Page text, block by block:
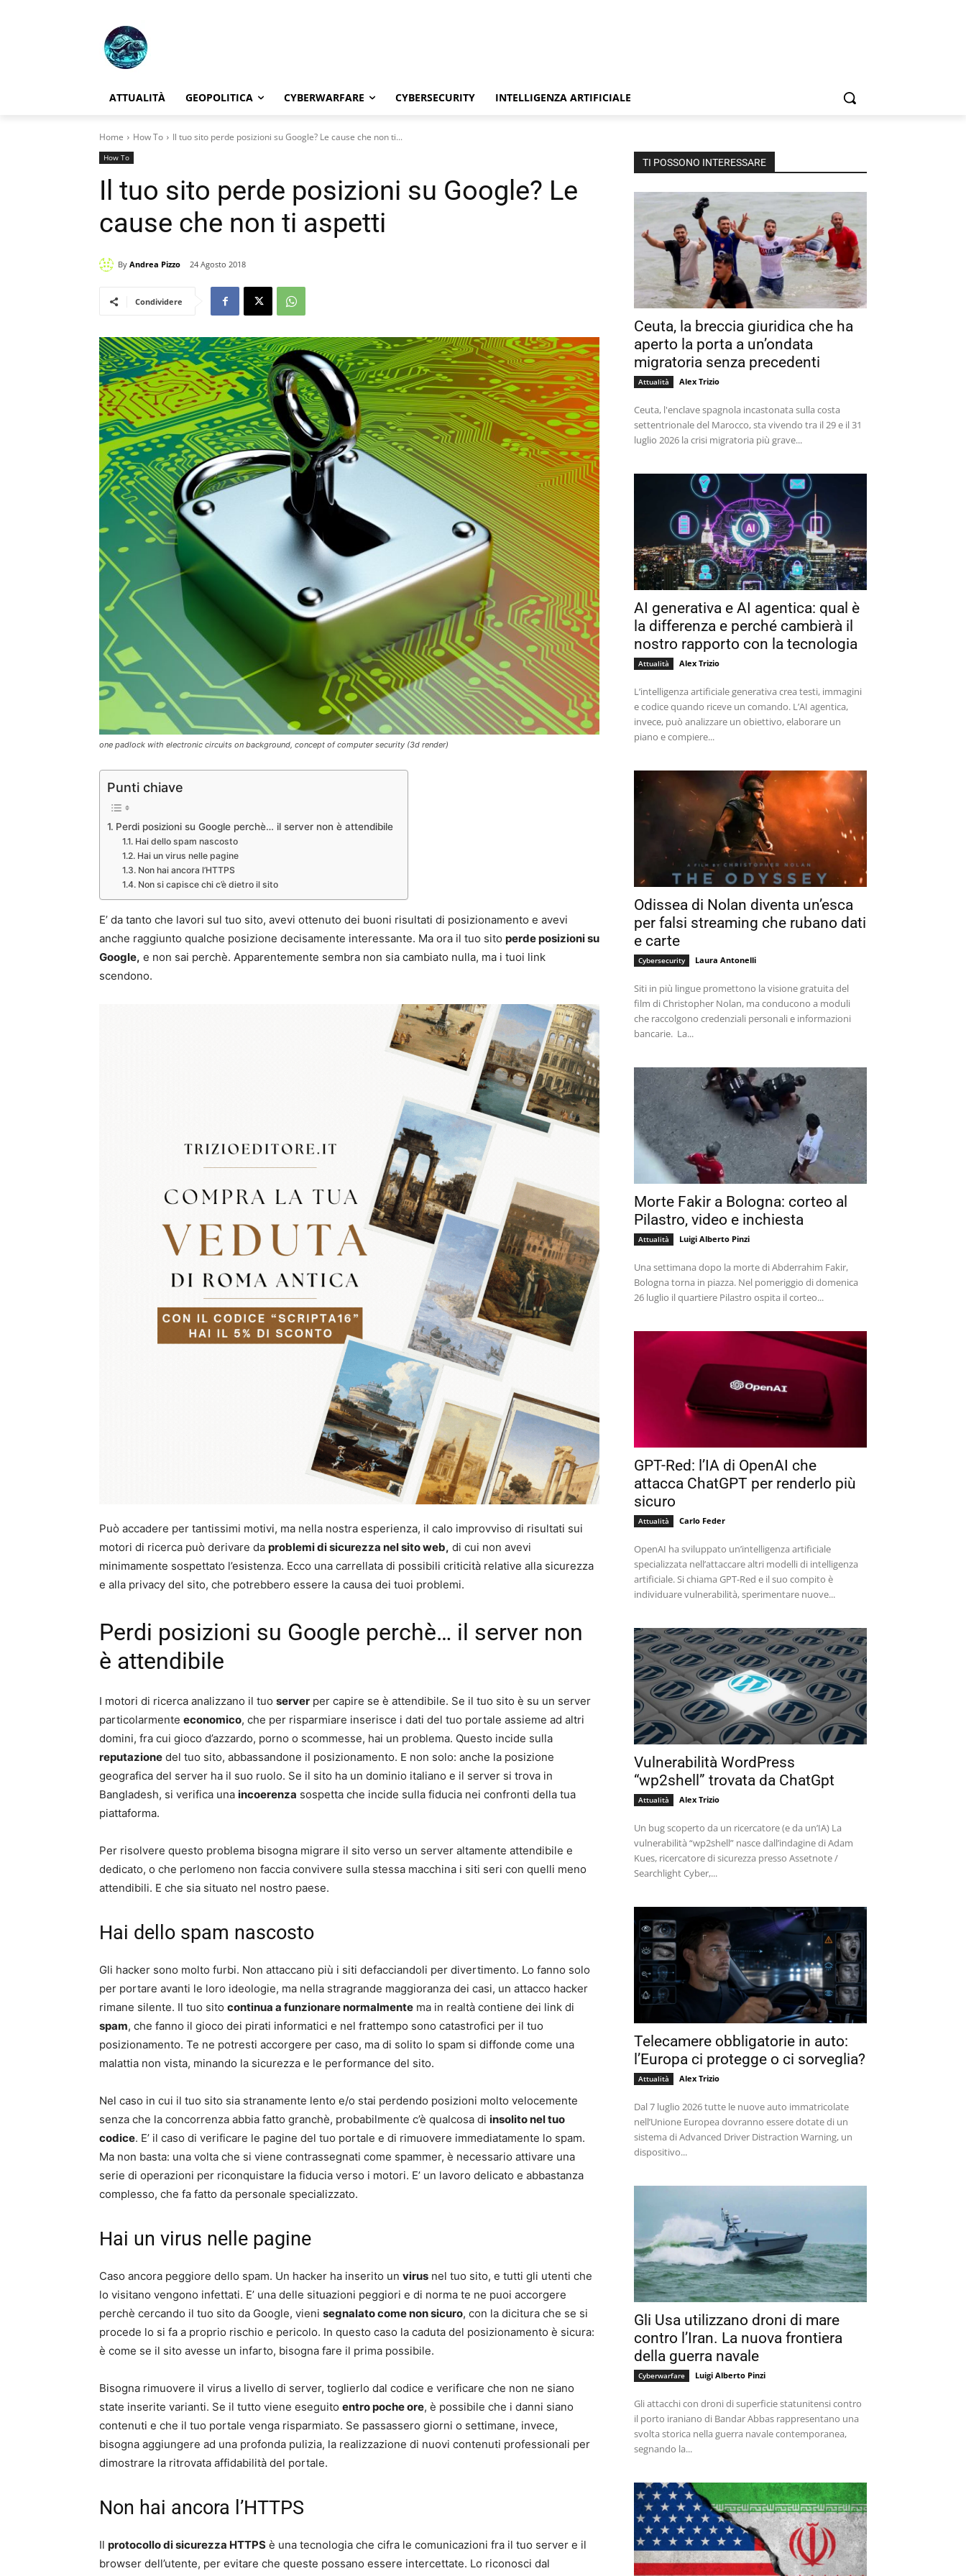
ATTUALITÀ GEOPOLITICA CYBERWARFARE CYBERSECURITY INTELLIGENZA ARTIFICIALE
Home How To Il tuo sito perde posizioni su Google? Le cause che non ti...
How To
Il tuo sito perde posizioni su Google? Le
cause che non ti aspetti
By Andrea Pizzo 24 Agosto 2018
Condividere
one padlock with electronic circuits on background, concept of computer security (3d render)
Punti chiave
Perdi posizioni su Google perchè… il server non è attendibile
Hai dello spam nascosto
Hai un virus nelle pagine
Non hai ancora l’HTTPS
Non si capisce chi c’è dietro il sito
E’ da tanto che lavori sul tuo sito, avevi ottenuto dei buoni risultati di posizionamento e avevi
anche raggiunto qualche posizione decisamente interessante. Ma ora il tuo sito perde posizioni su
Google, e non sai perchè. Apparentemente sembra non sia cambiato nulla, ma i tuoi link
scendono.
Può accadere per tantissimi motivi, ma nella nostra esperienza, il calo improvviso di risultati sui
motori di ricerca può derivare da problemi di sicurezza nel sito web, di cui non avevi
minimamente sospettato l’esistenza. Ecco una carrellata di possibili criticità relative alla sicurezza
e alla privacy del sito, che potrebbero essere la causa dei tuoi problemi.
Perdi posizioni su Google perchè… il server non
è attendibile
I motori di ricerca analizzano il tuo server per capire se è attendibile. Se il tuo sito è su un server
particolarmente economico, che per risparmiare inserisce i dati del tuo portale assieme ad altri
domini, fra cui gioco d’azzardo, porno o scommesse, hai un problema. Questo incide sulla
reputazione del tuo sito, abbassandone il posizionamento. E non solo: anche la posizione
geografica del server ha il suo ruolo. Se il sito ha un dominio italiano e il server si trova in
Bangladesh, si verifica una incoerenza sospetta che incide sulla fiducia nei confronti della tua
piattaforma.
Per risolvere questo problema bisogna migrare il sito verso un server altamente attendibile e
dedicato, o che perlomeno non faccia convivere sulla stessa macchina i siti seri con quelli meno
attendibili. E che sia situato nel nostro paese.
Hai dello spam nascosto
Gli hacker sono molto furbi. Non attaccano più i siti defacciandoli per divertimento. Lo fanno solo
per portare avanti le loro ideologie, ma nella stragrande maggioranza dei casi, un attacco hacker
rimane silente. Il tuo sito continua a funzionare normalmente ma in realtà contiene dei link di
spam, che fanno il gioco dei pirati informatici e nel frattempo sono catastrofici per il tuo
posizionamento. Te ne potresti accorgere per caso, ma di solito lo spam si diffonde come una
malattia non vista, minando la sicurezza e le performance del sito.
Nel caso in cui il tuo sito sia stranamente lento e/o stai perdendo posizioni molto velocemente
senza che la concorrenza abbia fatto granchè, probabilmente c’è qualcosa di insolito nel tuo
codice. E’ il caso di verificare le pagine del tuo portale e di rimuovere immediatamente lo spam.
Ma non basta: una volta che si viene contrassegnati come spammer, è necessario attivare una
serie di operazioni per riconquistare la fiducia verso i motori. E’ un lavoro delicato e abbastanza
complesso, che fa fatto da personale specializzato.
Hai un virus nelle pagine
Caso ancora peggiore dello spam. Un hacker ha inserito un virus nel tuo sito, e tutti gli utenti che
lo visitano vengono infettati. E’ una delle situazioni peggiori e di norma te ne puoi accorgere
perchè cercando il tuo sito da Google, vieni segnalato come non sicuro, con la dicitura che se si
procede lo si fa a proprio rischio e pericolo. In questo caso la caduta del posizionamento è sicura:
è come se il sito avesse un infarto, bisogna fare il prima possibile.
Bisogna rimuovere il virus a livello di server, toglierlo dal codice e verificare che non ne siano
state inserite varianti. Se il tutto viene eseguito entro poche ore, è possibile che i danni siano
contenuti e che il tuo portale venga risparmiato. Se passassero giorni o settimane, invece,
bisogna aggiungere ad una profonda pulizia, la realizzazione di nuovi contenuti professionali per
dimostrare la ritrovata affidabilità del portale.
Non hai ancora l’HTTPS
Il protocollo di sicurezza HTTPS è una tecnologia che cifra le comunicazioni fra il tuo server e il
browser dell’utente, per evitare che queste possano essere intercettate. Lo riconosci dal
TI POSSONO INTERESSARE
Ceuta, la breccia giuridica che ha
aperto la porta a un’ondata
migratoria senza precedenti
Attualità Alex Trizio
Ceuta, l'enclave spagnola incastonata sulla costa
settentrionale del Marocco, sta vivendo tra il 29 e il 31
luglio 2026 la crisi migratoria più grave...
AI generativa e AI agentica: qual è
la differenza e perché cambierà il
nostro rapporto con la tecnologia
Attualità Alex Trizio
L’intelligenza artificiale generativa crea testi, immagini
e codice quando riceve un comando. L’AI agentica,
invece, può analizzare un obiettivo, elaborare un
piano e compiere...
Odissea di Nolan diventa un’esca
per falsi streaming che rubano dati
e carte
Cybersecurity Laura Antonelli
Siti in più lingue promettono la visione gratuita del
film di Christopher Nolan, ma conducono a moduli
che raccolgono credenziali personali e informazioni
bancarie. La...
Morte Fakir a Bologna: corteo al
Pilastro, video e inchiesta
Attualità Luigi Alberto Pinzi
Una settimana dopo la morte di Abderrahim Fakir,
Bologna torna in piazza. Nel pomeriggio di domenica
26 luglio il quartiere Pilastro ospita il corteo...
GPT-Red: l’IA di OpenAI che
attacca ChatGPT per renderlo più
sicuro
Attualità Carlo Feder
OpenAI ha sviluppato un’intelligenza artificiale
specializzata nell’attaccare altri modelli di intelligenza
artificiale. Si chiama GPT-Red e il suo compito è
individuare vulnerabilità, sperimentare nuove...
Vulnerabilità WordPress
“wp2shell” trovata da ChatGpt
Attualità Alex Trizio
Un bug scoperto da un ricercatore (e da un’IA) La
vulnerabilità “wp2shell” nasce dall’indagine di Adam
Kues, ricercatore di sicurezza presso Assetnote /
Searchlight Cyber,...
Telecamere obbligatorie in auto:
l’Europa ci protegge o ci sorveglia?
Attualità Alex Trizio
Dal 7 luglio 2026 tutte le nuove auto immatricolate
nell’Unione Europea dovranno essere dotate di un
sistema di Advanced Driver Distraction Warning, un
dispositivo...
Gli Usa utilizzano droni di mare
contro l’Iran. La nuova frontiera
della guerra navale
Cyberwarfare Luigi Alberto Pinzi
Gli attacchi con droni di superficie statunitensi contro
il porto iraniano di Bandar Abbas rappresentano una
svolta storica nella guerra navale contemporanea,
segnando la...